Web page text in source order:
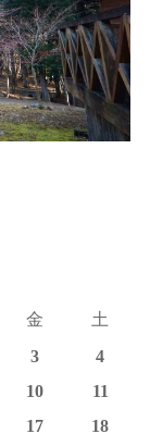
金
土
3
4
10
11
17
18